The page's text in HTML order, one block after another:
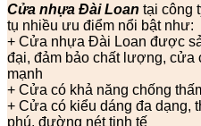
Cửa nhựa Đài Loan tại công
tụ nhiều ưu điểm nổi bật như:
+ Cửa nhựa Đài Loan được
đại, đảm bảo chất lượng, cửa
mạnh
+ Cửa có khả năng chống
+ Cửa có kiểu dáng đa dạng,
phú, đường nét tinh tế